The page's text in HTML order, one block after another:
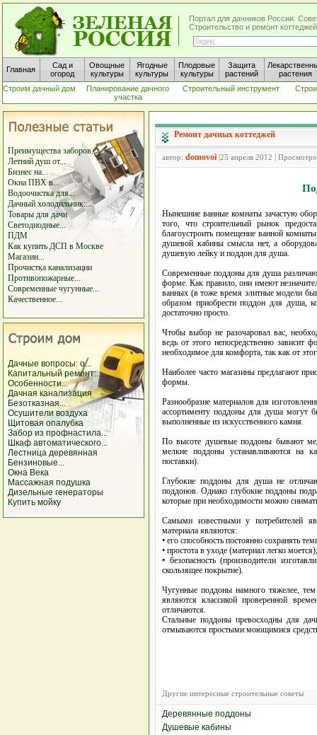
Портал для дачников России.
Строительство и ремонт
Главная
Сад и
огород
Овощные
культуры
Ягодные
культуры
Плодовые
культуры
Защита
растений
растения
Строим дачный дом
Планирование дачного
участка
Строительный инструмент
Преимущества заборов...
Летний душ от...
Бизнес на...
Окна ПВХ в...
Водоочистка для...
Дачный холодильник:...
Товары для дачи
Светодиодные...
ПДМ
Как купить ДСП в Москве
Магазин...
Прочистка канализации
Противопожарные...
Современные чугунные...
Качественное...
Дачные вопросы: о...
Капитальный ремонт:...
Особенности...
Дачная канализация
Безотказная...
Осушители воздуха
Щитовая опалубка
Забор из профнастила...
Шкаф автоматического...
Лестница деревянная
Бензиновые...
Окна Века
Массажная подушка
Дизельные генераторы
Купить мойку
Ремонт дачных коттеджей
автор: domovoi |25 апреля 2012 |
Нынешние ванные комнаты зачастую
того, что строительный рынок
благоустроить помещение ванной
душевой кабины смысла нет, а
душевую лейку и поддон для душа.
Современные поддоны для душа
форме. Как правило, они имеют
ванных (в тоже время элитные модели
образом приобрести поддон для душа,
достаточно просто.
Чтобы выбор не разочаровал вас,
ведь от этого непосредственно зависит
необходимое для комфорта, так как от
Наиболее часто магазины предлагают
формы.
Разнообразие материалов для
ассортименту поддоны для душа могут
выполненные из искусственного камня.
По высоте душевые поддоны бывают
мелкие поддоны устанавливаются на
поставки).
Глубокие поддоны для душа не
поддонов. Однако глубокие поддоны
которые при необходимости можно
Самыми известными у потребителей
материала являются:
• его способность постоянно сохранять
• простота в уходе (материал легко моется);
• безопасность (производители
скользящее покрытие).
Чугунные поддоны намного тяжелее,
являются классикой проверенной
отличаются.
Стальные поддоны превосходны для
отмываются простыми моющимися
Другие интересные строительные советы
Деревянные поддоны
Душевые кабины